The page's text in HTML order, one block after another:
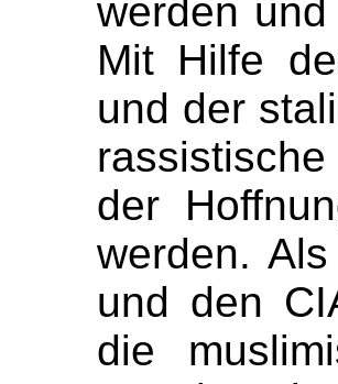
werden
Mit Hilfe
und der
der
werden.
und den
die